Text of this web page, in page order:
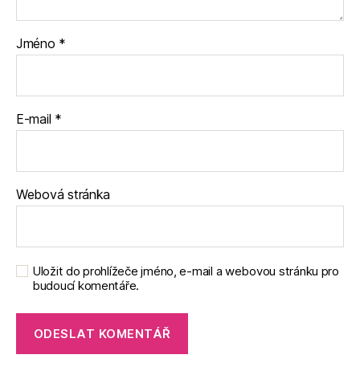
Jméno *
E-mail *
Webová stránka
Uložit do prohlížeče jméno, e-mail a webovou stránku pro
budoucí komentáře.